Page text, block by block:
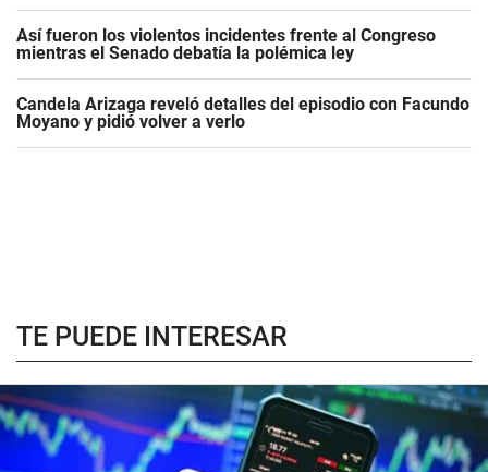
Así fueron los violentos incidentes frente al Congreso
mientras el Senado debatía la polémica ley
Candela Arizaga reveló detalles del episodio con Facundo
Moyano y pidió volver a verlo
TE PUEDE INTERESAR